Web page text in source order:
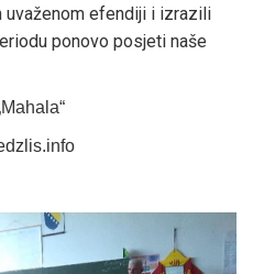
uvaženom efendiji i izrazili
ponovo posjeti naše